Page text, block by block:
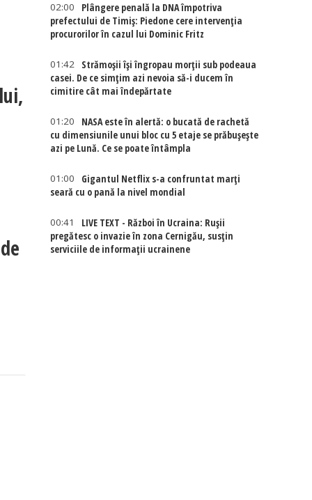
02:00
Plângere penală la DNA împotriva
prefectului de Timiș: Piedone cere intervenția
procurorilor în cazul lui Dominic Fritz
01:42
Strămoșii își îngropau morții sub podeaua
casei. De ce simțim azi nevoia să-i ducem în
cimitire cât mai îndepărtate
01:20
NASA este în alertă: o bucată de rachetă
cu dimensiunile unui bloc cu 5 etaje se prăbușește
azi pe Lună. Ce se poate întâmpla
01:00
Gigantul Netflix s-a confruntat marţi
seară cu o pană la nivel mondial
00:41
LIVE TEXT - Război în Ucraina: Rușii
pregătesc o invazie în zona Cernigău, susțin
serviciile de informații ucrainene